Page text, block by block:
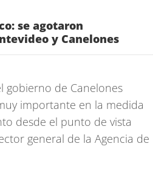
se agotaron
y Canelones
gobierno de Canelones
importante en la medida
desde el punto de vista
general de la Agencia de